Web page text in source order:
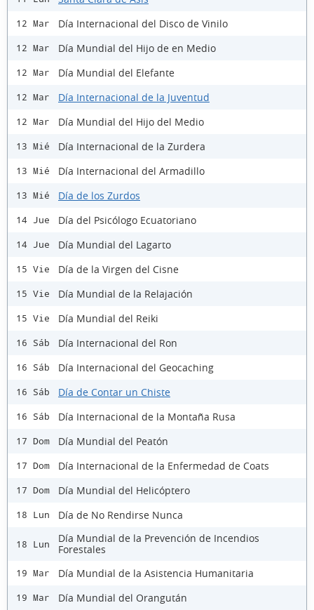
12 Mar Día Internacional del Disco de Vinilo
12 Mar Día Mundial del Hijo de en Medio
12 Mar Día Mundial del Elefante
12 Mar Día Internacional de la Juventud
12 Mar Día Mundial del Hijo del Medio
13 Mié Día Internacional de la Zurdera
13 Mié Día Internacional del Armadillo
13 Mié Día de los Zurdos
14 Jue Día del Psicólogo Ecuatoriano
14 Jue Día Mundial del Lagarto
15 Vie Día de la Virgen del Cisne
15 Vie Día Mundial de la Relajación
15 Vie Día Mundial del Reiki
16 Sáb Día Internacional del Ron
16 Sáb Día Internacional del Geocaching
16 Sáb Día de Contar un Chiste
16 Sáb Día Internacional de la Montaña Rusa
17 Dom Día Mundial del Peatón
17 Dom Día Internacional de la Enfermedad de Coats
17 Dom Día Mundial del Helicóptero
18 Lun Día de No Rendirse Nunca
18 Lun
Día Mundial de la Prevención de Incendios
Forestales
19 Mar Día Mundial de la Asistencia Humanitaria
19 Mar Día Mundial del Orangután